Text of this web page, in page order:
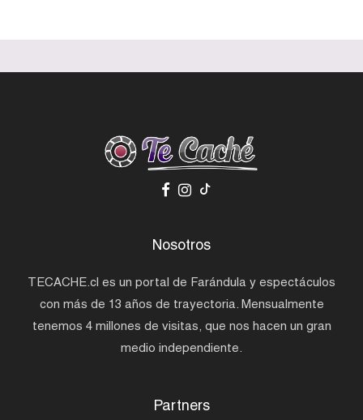
Nosotros
TECACHE.cl es un portal de Farándula y espectáculos
con más de 13 años de trayectoria. Mensualmente
tenemos 4 millones de visitas, que nos hacen un gran
medio independiente.
Partners